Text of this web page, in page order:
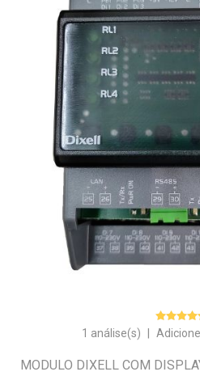
1 análise(s)
MODULO DIXELL COM